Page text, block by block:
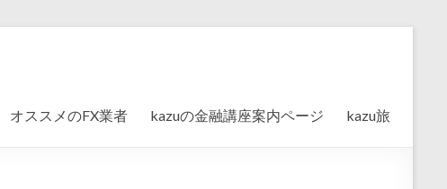
オススメのFX業者 kazuの金融講座案内ページ kazu旅